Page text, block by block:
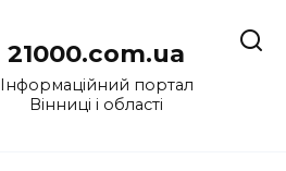
21000.com.ua
Інформаційний портал
Вінниці і області